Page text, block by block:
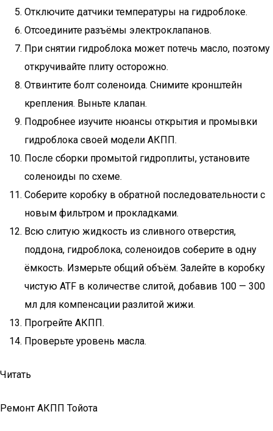
Отключите датчики температуры на гидроблоке.
Отсоедините разъёмы электроклапанов.
При снятии гидроблока может потечь масло, поэтому
откручивайте плиту осторожно.
Отвинтите болт соленоида. Снимите кронштейн
крепления. Выньте клапан.
Подробнее изучите нюансы открытия и промывки
гидроблока своей модели АКПП.
После сборки промытой гидроплиты, установите
соленоиды по схеме.
Соберите коробку в обратной последовательности с
новым фильтром и прокладками.
Всю слитую жидкость из сливного отверстия,
поддона, гидроблока, соленоидов соберите в одну
ёмкость. Измерьте общий объём. Залейте в коробку
чистую ATF в количестве слитой, добавив 100 — 300
мл для компенсации разлитой жижи.
Прогрейте АКПП.
Проверьте уровень масла.
Читать
Ремонт АКПП Тойота